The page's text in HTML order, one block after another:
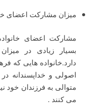
میزان مشارکت اعضای
مشارکت اعضای خانواده
بسیار زیادی در
دارد.خانواده هایی که
اصولی و خداپسندانه در
متوالی به فرزندان خود
می کنند .